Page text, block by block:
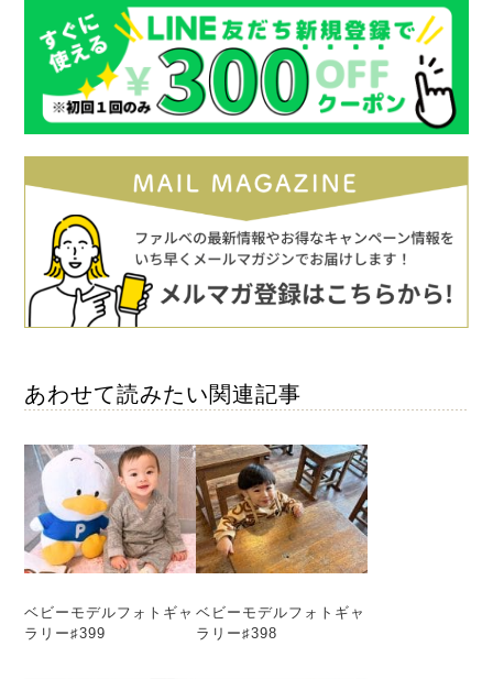
あわせて読みたい関連記事
ベビーモデルフォトギャ
ラリー♯399
ベビーモデルフォトギャ
ラリー♯398